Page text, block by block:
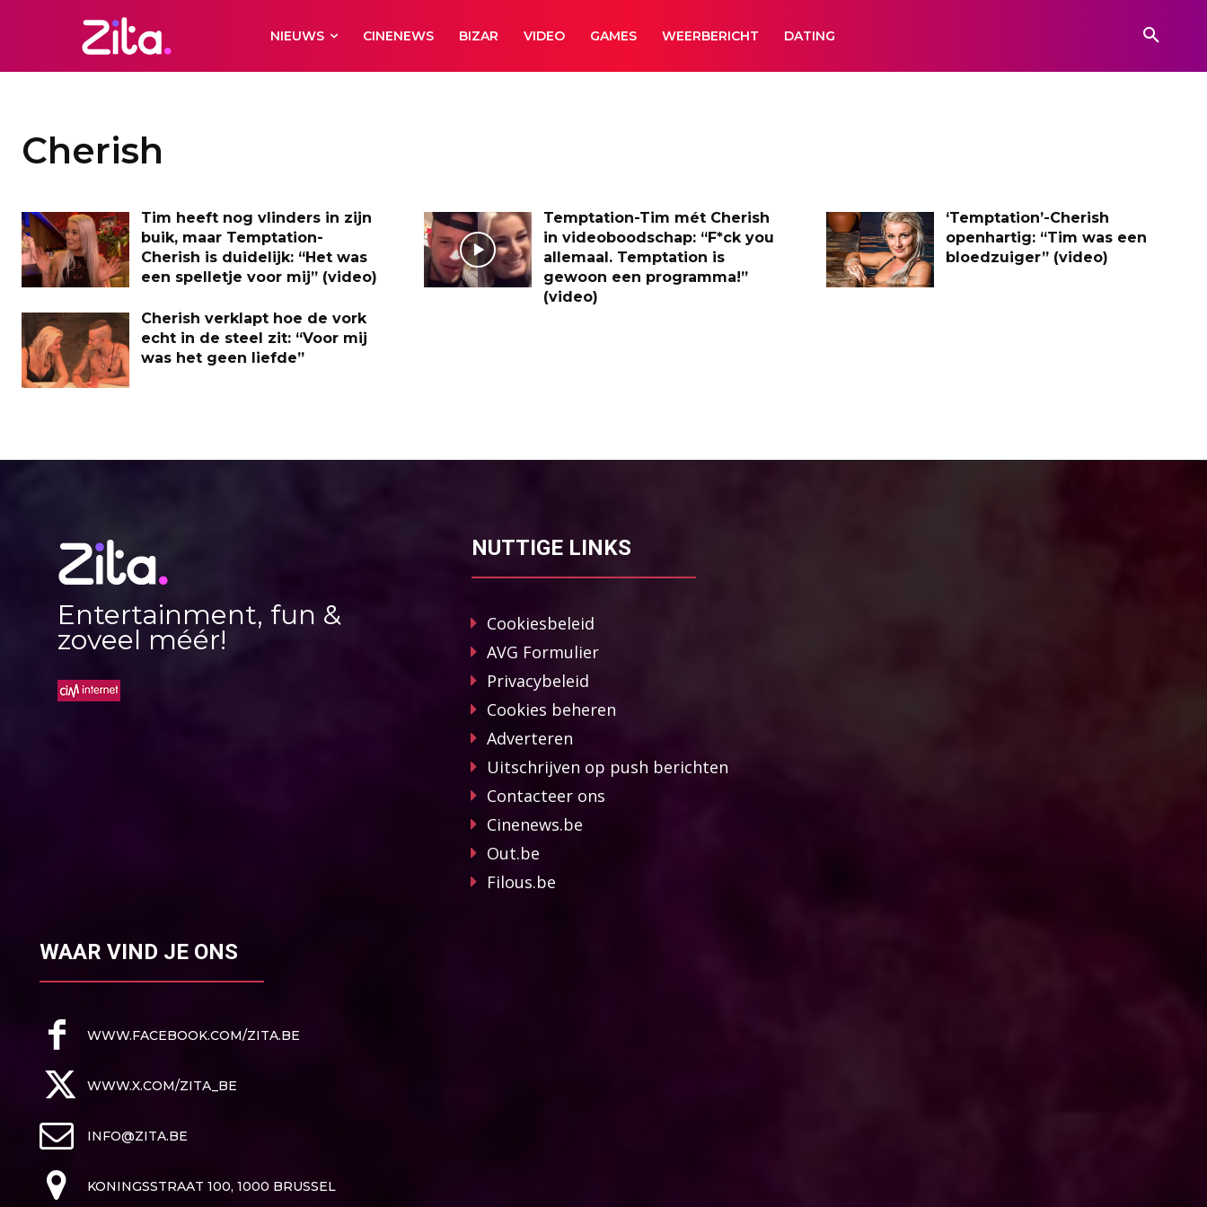
NIEUWS CINENEWS BIZAR VIDEO GAMES WEERBERICHT DATING
Cherish
Tim heeft nog vlinders in zijn
buik, maar Temptation-
Cherish is duidelijk: “Het was
een spelletje voor mij” (video)
Temptation-Tim mét Cherish
in videoboodschap: “F*ck you
allemaal. Temptation is
gewoon een programma!”
(video)
‘Temptation’-Cherish
openhartig: “Tim was een
bloedzuiger” (video)
Cherish verklapt hoe de vork
echt in de steel zit: “Voor mij
was het geen liefde”
Entertainment, fun &
zoveel méér!
NUTTIGE LINKS
Cookiesbeleid
AVG Formulier
Privacybeleid
Cookies beheren
Adverteren
Uitschrijven op push berichten
Contacteer ons
Cinenews.be
Out.be
Filous.be
WAAR VIND JE ONS
WWW.FACEBOOK.COM/ZITA.BE
WWW.X.COM/ZITA_BE
INFO@ZITA.BE
KONINGSSTRAAT 100, 1000 BRUSSEL